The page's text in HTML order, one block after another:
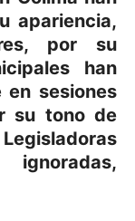
apariencia,
por su
han
en sesiones
su tono de